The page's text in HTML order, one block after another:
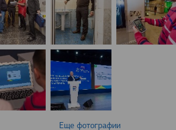
Еще фотографии